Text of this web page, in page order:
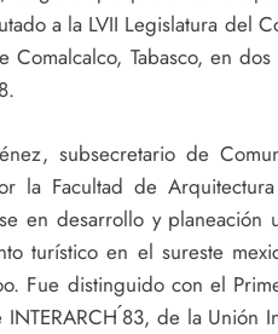
a la LVII Legislatura del
Comalcalco, Tabasco, en
subsecretario de
la Facultad de
en desarrollo y
turístico en el sureste
Fue distinguido con el
INTERARCH ́83, de la